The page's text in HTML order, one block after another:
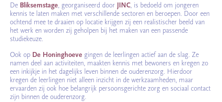
De Bliksemstage, georganiseerd door JINC, is bedoeld om jongeren
kennis te laten maken met verschillende sectoren en beroepen. Door een
ochtend mee te draaien op locatie krijgen zij een realistischer beeld van
het werk en worden zij geholpen bij het maken van een passende
studiekeuze.
Ook op De Honinghoeve gingen de leerlingen actief aan de slag. Ze
namen deel aan activiteiten, maakten kennis met bewoners en kregen zo
een inkijkje in het dagelijks leven binnen de ouderenzorg. Hierdoor
kregen de leerlingen niet alleen inzicht in de werkzaamheden, maar
ervaarden zij ook hoe belangrijk persoonsgerichte zorg en sociaal contact
zijn binnen de ouderenzorg.